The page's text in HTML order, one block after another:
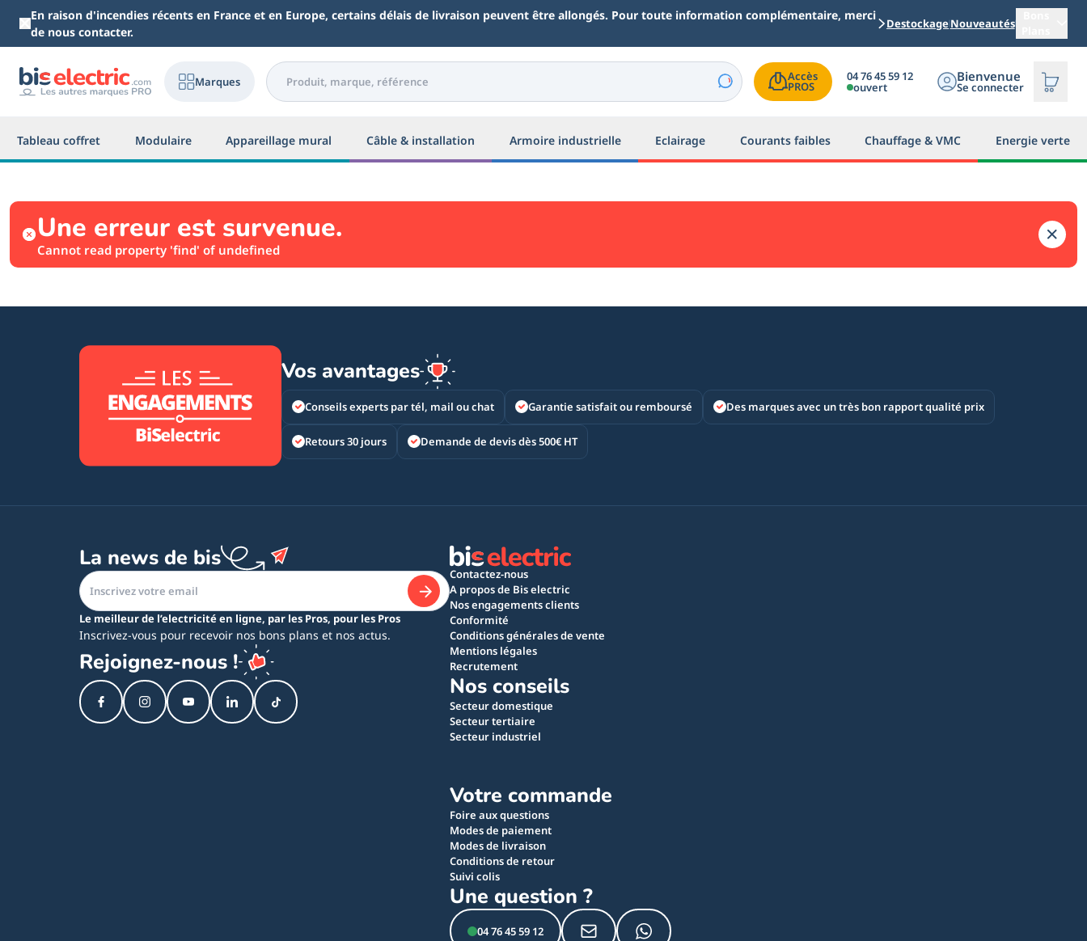
Aller au contenu principal
En raison d'incendies récents en France et en Europe, certains délais de livraison peuvent être allongés. Pour toute information complémentaire, merci
de nous contacter.
DestockageNouveautés
Marques Accès
PROS
04 76 45 59 12
ouvert
Bienvenue
Se connecter
Tableau coffret Modulaire Appareillage mural Câble & installation Armoire industrielle Eclairage Courants faibles Chauffage & VMC Energie verte
Une erreur est survenue.
Cannot read property 'find' of undefined
Vos avantages
Conseils experts par tél, mail ou chat Garantie satisfait ou remboursé Des marques avec un très bon rapport qualité prix
Retours 30 jours Demande de devis dès 500€ HT
La news de bis
Le meilleur de l’electricité en ligne, par les Pros, pour les Pros
Inscrivez-vous pour recevoir nos bons plans et nos actus.
Rejoignez-nous !
Contactez-nous
A propos de Bis electric
Nos engagements clients
Conformité
Conditions générales de vente
Mentions légales
Recrutement
Nos conseils
Secteur domestique
Secteur tertiaire
Secteur industriel
Votre commande
Foire aux questions
Modes de paiement
Modes de livraison
Conditions de retour
Suivi colis
Une question ?
04 76 45 59 12